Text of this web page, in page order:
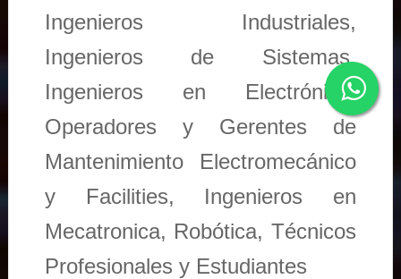
Ingenieros Industriales,
Ingenieros de Sistemas,
Ingenieros en Electrónica,
Operadores y Gerentes de
Mantenimiento Electromecánico
y Facilities, Ingenieros en
Mecatronica, Robótica, Técnicos
Profesionales y Estudiantes